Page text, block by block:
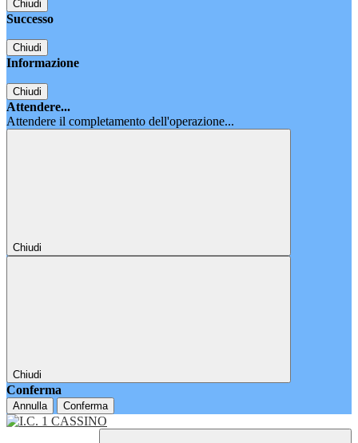
Chiudi
Successo
Chiudi
Informazione
Chiudi
Attendere...
Attendere il completamento dell'operazione...
Chiudi
Chiudi
Conferma
Annulla Conferma